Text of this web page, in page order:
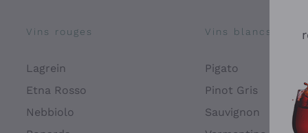
Vins rouges
Lagrein
Etna Rosso
Nebbiolo
Vins blancs
Pigato
Pinot Gris
Sauvignon